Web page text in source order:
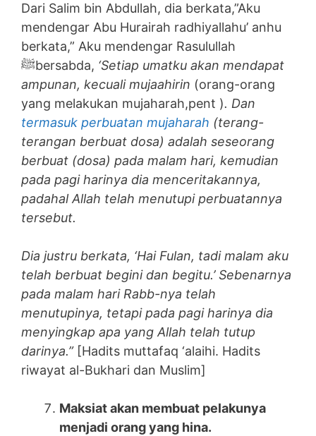
Dari Salim bin Abdullah, dia berkata,”Aku
mendengar Abu Hurairah radhiyallahu’ anhu
berkata,” Aku mendengar Rasulullah
ﷺbersabda, ‘Setiap umatku akan mendapat
ampunan, kecuali mujaahirin (orang-orang
yang melakukan mujaharah,pent ). Dan
termasuk perbuatan mujaharah (terang-
terangan berbuat dosa) adalah seseorang
berbuat (dosa) pada malam hari, kemudian
pada pagi harinya dia menceritakannya,
padahal Allah telah menutupi perbuatannya
tersebut.
Dia justru berkata, ‘Hai Fulan, tadi malam aku
telah berbuat begini dan begitu.’ Sebenarnya
pada malam hari Rabb-nya telah
menutupinya, tetapi pada pagi harinya dia
menyingkap apa yang Allah telah tutup
darinya.”[Hadits muttafaq ‘alaihi. Hadits
riwayat al-Bukhari dan Muslim]
Maksiat akan membuat pelakunya
menjadi orang yang hina.